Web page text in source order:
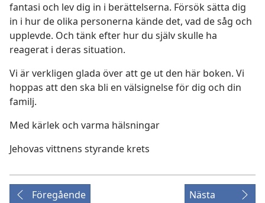
fantasi och lev dig in i berättelserna. Försök sätta dig
in i hur de olika personerna kände det, vad de såg och
upplevde. Och tänk efter hur du själv skulle ha
reagerat i deras situation.
Vi är verkligen glada över att ge ut den här boken. Vi
hoppas att den ska bli en välsignelse för dig och din
familj.
Med kärlek och varma hälsningar
Jehovas vittnens styrande krets
Föregående Nästa